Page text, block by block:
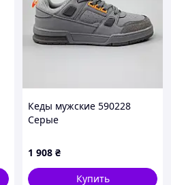
Кеды мужские 590228
Серые
1 908 ₴
Купить